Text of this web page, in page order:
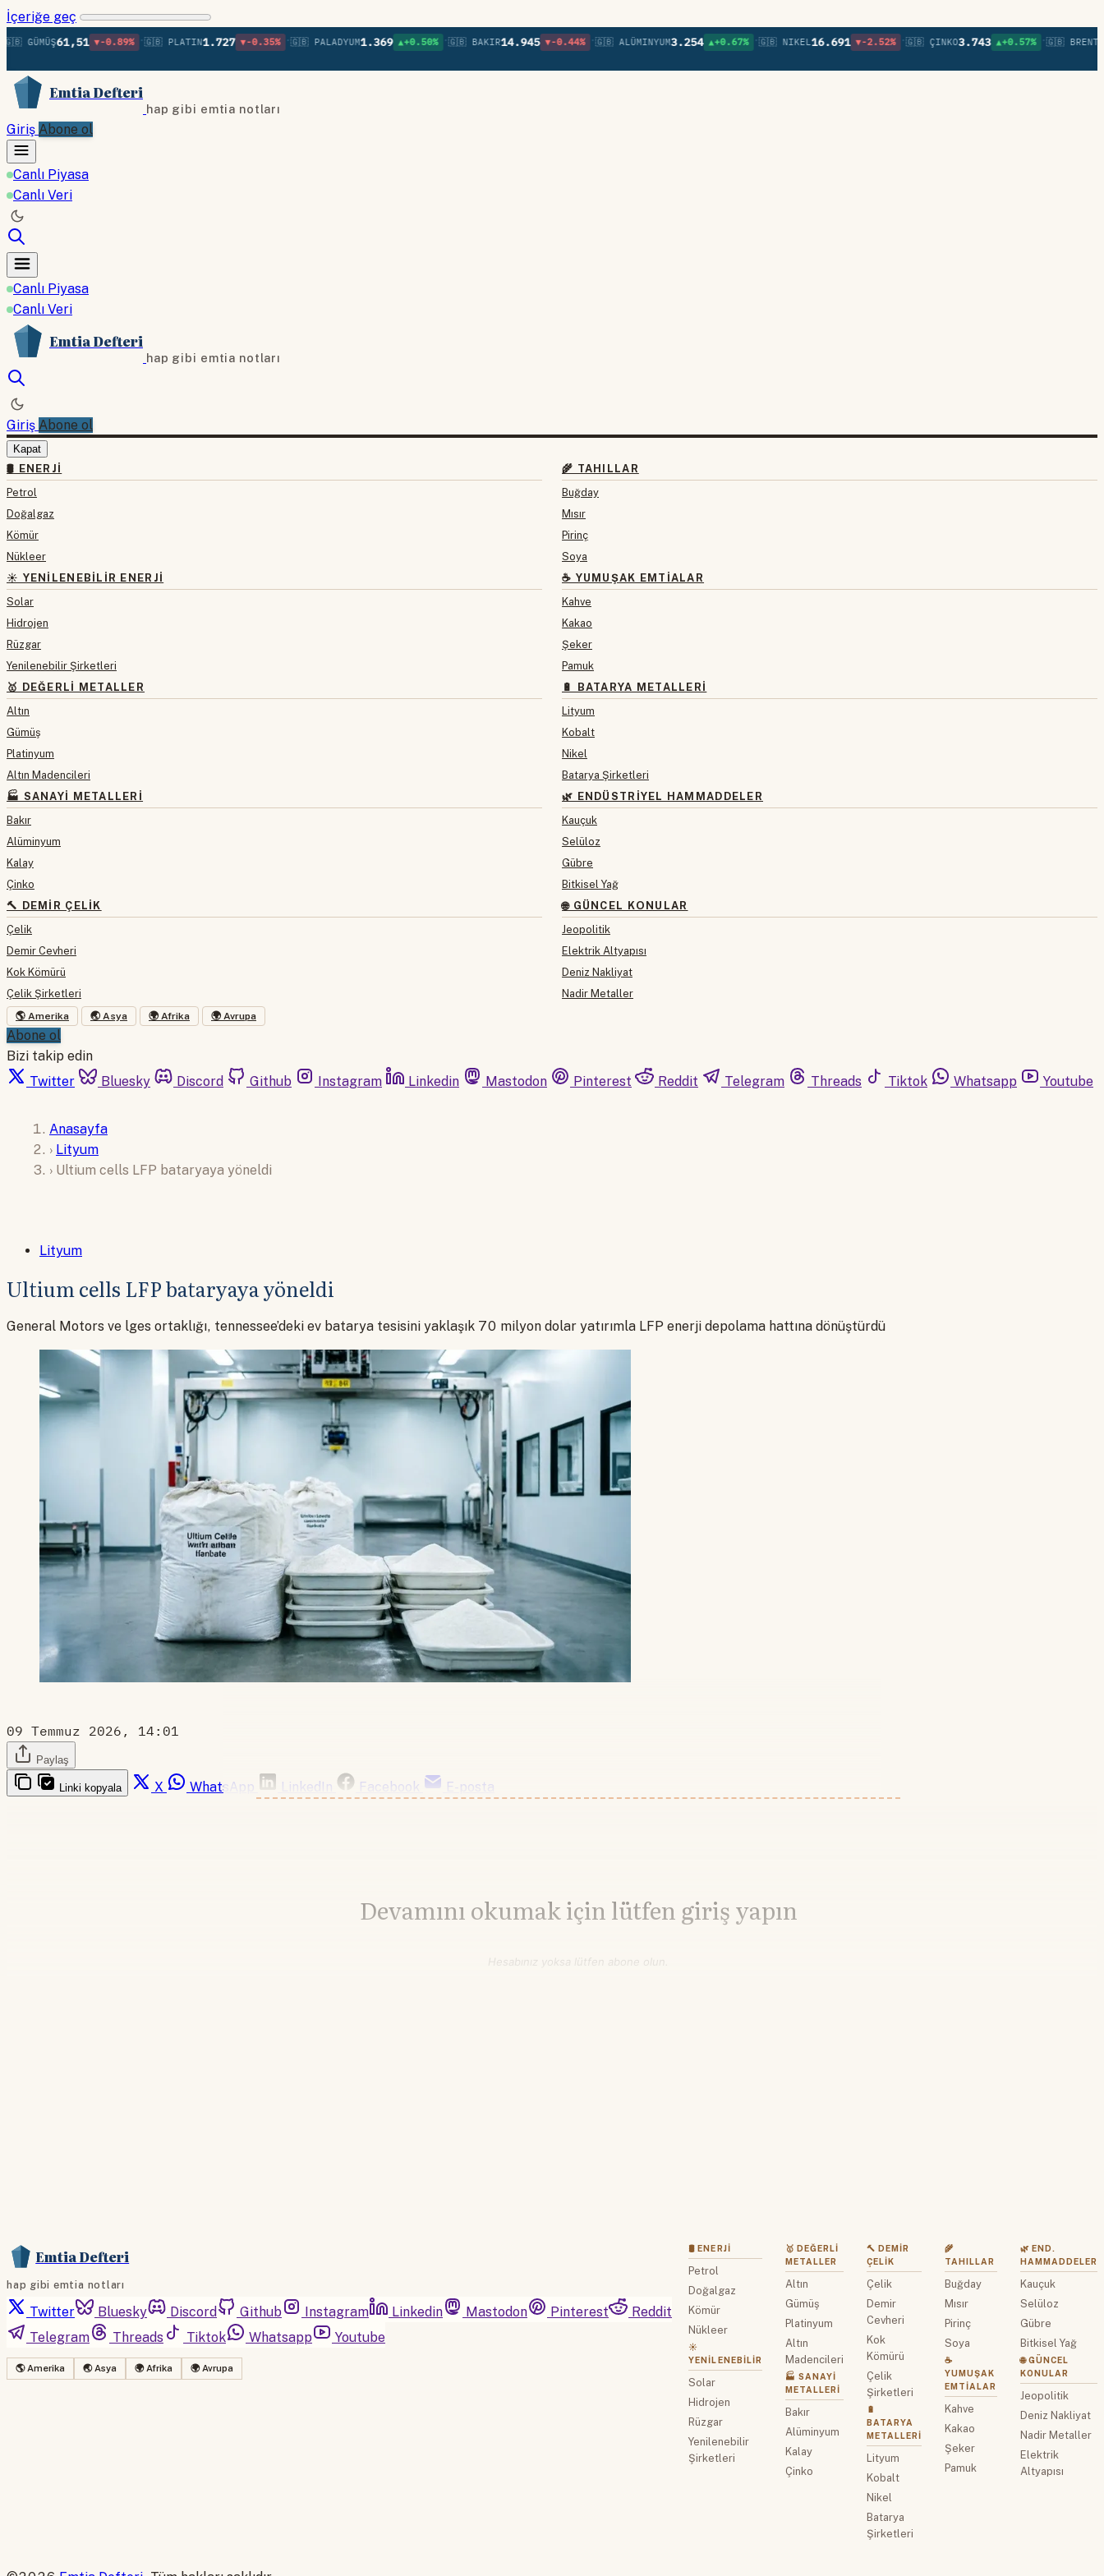
İçeriğe geç
61,51 ▼-0.89% •🇬🇧 PLATIN1.727 ▼-0.35% •🇬🇧 PALADYUM1.369 ▲+0.50% •🇬🇧 BAKIR14.945 ▼-0.44% •🇬🇧 ALÜMINYUM3.254 ▲+0.67% •🇬🇧 NIKEL16.691 ▼-2.52% •🇬🇧 ÇINKO3.743 ▲+0.57% •🇬🇧 BRENT
Emtia Defteri
hap gibi emtia notları
Giriş Abone ol
Canlı Piyasa
Canlı Veri
Canlı Piyasa
Canlı Veri
Emtia Defteri
hap gibi emtia notları
Giriş Abone ol
Kapat
🛢 ENERJI
Petrol
Doğalgaz
Kömür
Nükleer
☀️ YENILENEBILIR ENERJI
Solar
Hidrojen
Rüzgar
Yenilenebilir Şirketleri
🥇 DEĞERLI METALLER
Altın
Gümüş
Platinyum
Altın Madencileri
🏭 SANAYI METALLERI
Bakır
Alüminyum
Kalay
Çinko
🔨 DEMIR ÇELIK
Çelik
Demir Cevheri
Kok Kömürü
Çelik Şirketleri
🌾 TAHILLAR
Buğday
Mısır
Pirinç
Soya
☕ YUMUŞAK EMTIALAR
Kahve
Kakao
Şeker
Pamuk
🔋 BATARYA METALLERI
Lityum
Kobalt
Nikel
Batarya Şirketleri
🌿 ENDÜSTRIYEL HAMMADDELER
Kauçuk
Selüloz
Gübre
Bitkisel Yağ
🌐 GÜNCEL KONULAR
Jeopolitik
Elektrik Altyapısı
Deniz Nakliyat
Nadir Metaller
🌎 Amerika 🌏 Asya 🌍 Afrika 🌍 Avrupa
Abone ol
Bizi takip edin
Twitter
Bluesky Discord Github Instagram Linkedin Mastodon Pinterest Reddit Telegram Threads Tiktok Whatsapp Youtube
Anasayfa
› Lityum
› Ultium cells LFP bataryaya yöneldi
Lityum
Ultium cells LFP bataryaya yöneldi
General Motors ve lges ortaklığı, tennessee’deki ev batarya tesisini yaklaşık 70 milyon dolar yatırımla LFP enerji depolama hattına dönüştürdü
09 Temmuz 2026, 14:01
Paylaş
Linki kopyala X WhatsApp LinkedIn Facebook E-posta
Devamını okumak için lütfen giriş yapın
Hesabınız yoksa lütfen abone olun.
Emtia Defteri
hap gibi emtia notları
Twitter Bluesky Discord Github Instagram Linkedin Mastodon Pinterest
Reddit
Telegram
Threads Tiktok Whatsapp Youtube
🌎 Amerika 🌏 Asya 🌍 Afrika 🌍 Avrupa
🛢 ENERJI
Petrol
Doğalgaz
Kömür
Nükleer
☀️
YENILENEBILIR
Solar
Hidrojen
Rüzgar
Yenilenebilir
Şirketleri
🥇 DEĞERLI
METALLER
Altın
Gümüş
Platinyum
Altın
Madencileri
🏭 SANAYI
METALLERI
Bakır
Alüminyum
Kalay
Çinko
🔨 DEMIR
ÇELIK
Çelik
Demir
Cevheri
Kok
Kömürü
Çelik
Şirketleri
🔋
BATARYA
METALLERI
Lityum
Kobalt
Nikel
Batarya
Şirketleri
🌾
TAHILLAR
Buğday
Mısır
Pirinç
Soya
☕
YUMUŞAK
EMTIALAR
Kahve
Kakao
Şeker
Pamuk
🌿 END.
HAMMADDELER
Kauçuk
Selüloz
Gübre
Bitkisel Yağ
🌐 GÜNCEL
KONULAR
Jeopolitik
Deniz Nakliyat
Nadir Metaller
Elektrik
Altyapısı